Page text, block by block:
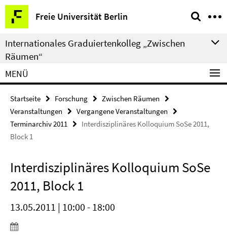
Springe
direkt
zu
Inhalt
Freie Universität Berlin
Service-
Navigation
Internationales Graduiertenkolleg „Zwischen
Räumen“
MENÜ
Startseite Forschung
Zwischen Räumen
Veranstaltungen
Vergangene Veranstaltungen
Terminarchiv 2011
Interdisziplinäres Kolloquium SoSe 2011,
Block 1
Interdisziplinäres Kolloquium SoSe
2011, Block 1
13.05.2011 | 10:00 - 18:00